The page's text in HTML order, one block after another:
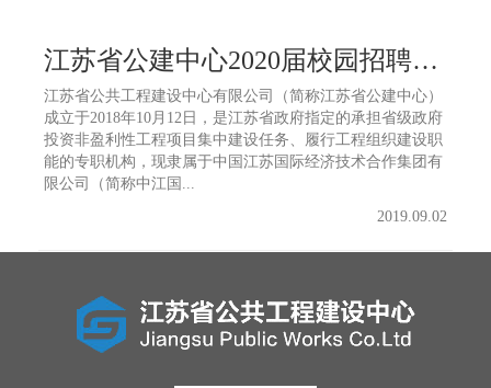
江苏省公建中心2020届校园招聘公告
江苏省公共工程建设中心有限公司（简称江苏省公建中心）
成立于2018年10月12日，是江苏省政府指定的承担省级政府
投资非盈利性工程项目集中建设任务、履行工程组织建设职
能的专职机构，现隶属于中国江苏国际经济技术合作集团有
限公司（简称中江国...
2019.09.02